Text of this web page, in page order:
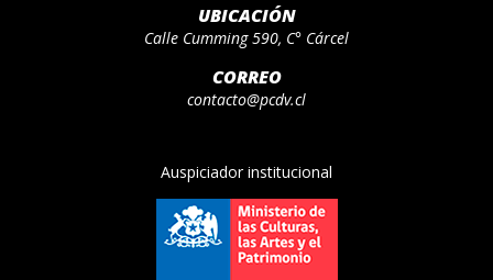
UBICACIÓN
Calle Cumming 590, C° Cárcel
CORREO
contacto@pcdv.cl
Auspiciador institucional